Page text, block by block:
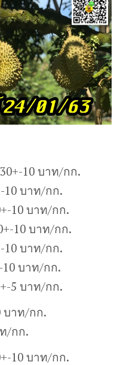
10 บาท/กก.
10 บาท/กก.
10 บาท/กก.
10 บาท/กก.
10 บาท/กก.
10 บาท/กก.
5 บาท/กก.
บาท/กก.
/กก.
10 บาท/กก.